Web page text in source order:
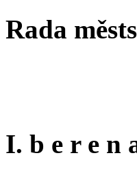
Rada
I. b e r e n